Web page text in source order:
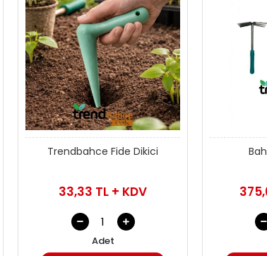
Trendbahce Fide Dikici
33,33 TL + KDV
Adet